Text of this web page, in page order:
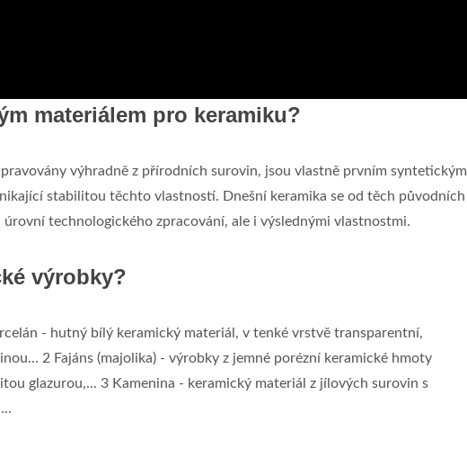
materiálem pro keramiku?
výhradně z přírodních surovin, jsou vlastně prvním syntetickým
stabilitou těchto vlastností. Dnešní keramika se od těch původních
technologického zpracování, ale i výslednými vlastnostmi.
výrobky?
- hutný bílý keramický materiál, v tenké vrstvě transparentní,
2 Fajáns (majolika) - výrobky z jemné porézní keramické hmoty
glazurou,... 3 Kamenina - keramický materiál z jílových surovin s